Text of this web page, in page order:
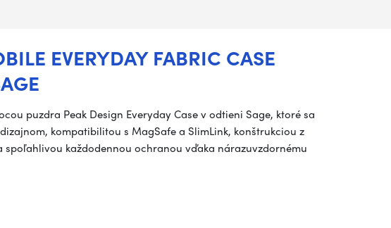
EVERYDAY FABRIC CASE
puzdra Peak Design Everyday Case v odtieni Sage, ktoré sa
kompatibilitou s MagSafe a SlimLink, konštrukciou z
každodennou ochranou vďaka nárazuvzdornému